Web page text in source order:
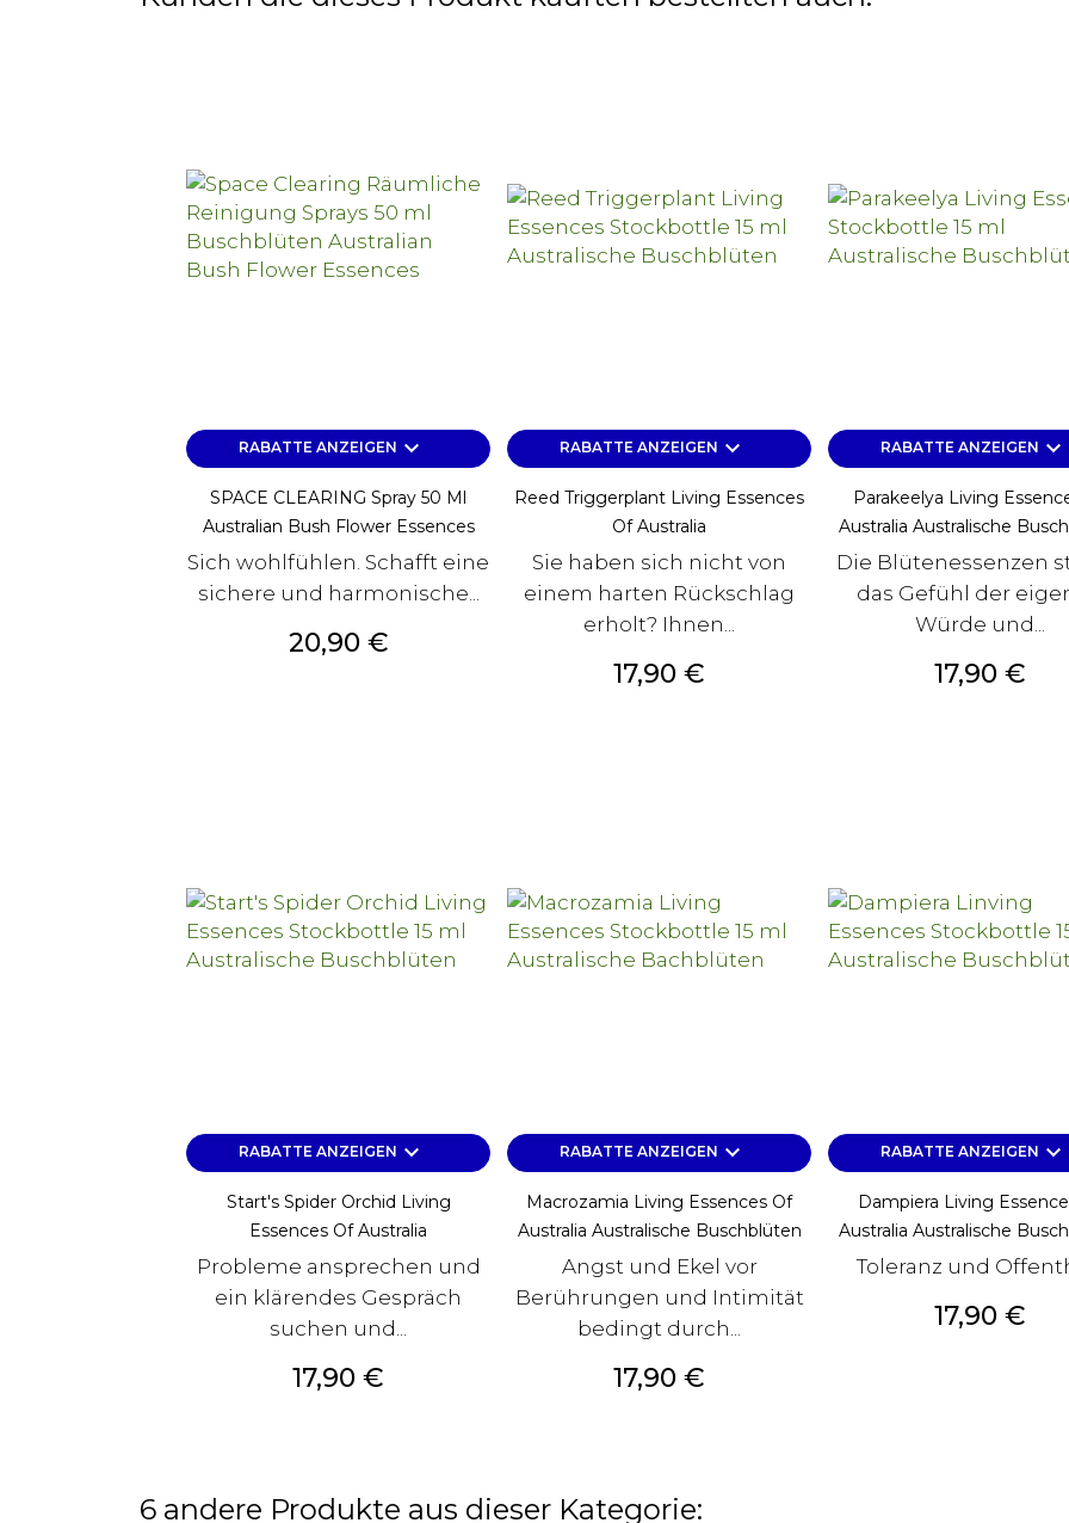
RABATTE ANZEIGEN keyboard_arrow_down
SPACE CLEARING Spray 50 Ml
Australian Bush Flower Essences
Sich wohlfühlen. Schafft eine
sichere und harmonische...
Preis
20,90 €
RABATTE ANZEIGEN keyboard_arrow_down
Reed Triggerplant Living Essences
Of Australia
Sie haben sich nicht von
einem harten Rückschlag
erholt? Ihnen...
Preis
17,90 €
RABATTE ANZEIGEN keyboard_arrow_down
Parakeelya Living
Australia Australische
Die Blütenessenzen
das Gefühl der
Würde und...
Preis
17,90 €
RABATTE ANZEIGEN keyboard_arrow_down
Start's Spider Orchid Living
Essences Of Australia
Probleme ansprechen und
ein klärendes Gespräch
suchen und...
Preis
17,90 €
RABATTE ANZEIGEN keyboard_arrow_down
Macrozamia Living Essences Of
Australia Australische Buschblüten
Angst und Ekel vor
Berührungen und Intimität
bedingt durch...
Preis
17,90 €
RABATTE ANZEIGEN keyboard_arrow_down
Dampiera Living
Australia Australische
Toleranz und
Preis
17,90 €
6 andere Produkte aus dieser Kategorie: